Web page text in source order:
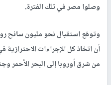
وصلوا مصر في تلك الفترة.
وتوقع استقبال نحو مليون سائح
أن اتخاذ كل الإجراءات
من شرق أوروبا إلى البحر الأحمر